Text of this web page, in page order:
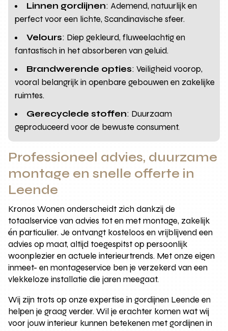
Linnen gordijnen: Ademend, natuurlijk en
perfect voor een lichte, Scandinavische sfeer.
Velours: Diep gekleurd, fluweelachtig en
fantastisch in het absorberen van geluid.
Brandwerende opties: Veiligheid voorop,
vooral belangrijk in openbare gebouwen en zakelijke
ruimtes.
Gerecyclede stoffen: Duurzaam
geproduceerd voor de bewuste consument.
Professioneel advies, duurzame
montage en snelle offerte in
Leende
Kronos Wonen onderscheidt zich dankzij de
totaalservice van advies tot en met montage, zakelijk
én particulier. Je ontvangt kosteloos en vrijblijvend een
advies op maat, altijd toegespitst op persoonlijk
woonplezier en actuele interieurtrends. Met onze eigen
inmeet- en montageservice ben je verzekerd van een
vlekkeloze installatie die jaren meegaat.
Wij zijn trots op onze expertise in gordijnen Leende en
helpen je graag verder. Wil je erachter komen wat wij
voor jouw interieur kunnen betekenen met gordijnen in